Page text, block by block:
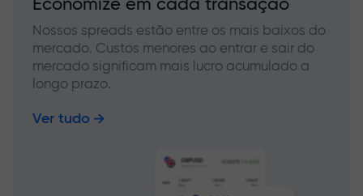
Economize em cada transação
Nossos spreads estão entre os mais baixos do
mercado. Custos menores ao entrar e sair do
mercado significam mais lucro acumulado a
longo prazo.
Ver tudo